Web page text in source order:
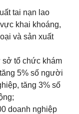
tai nạn lao
khai khoáng,
và sản xuất
sở tổ chức khám
5% số người
tăng 3% số
doanh nghiệp